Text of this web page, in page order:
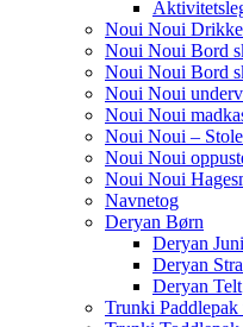
Noui Noui
Noui Noui Bord
Noui Noui Bord
Noui Noui
Noui Noui
Noui Noui –
Noui Noui
Noui Noui
Navnetog
Deryan Børn
Deryan
Deryan
Deryan Telt
Trunki